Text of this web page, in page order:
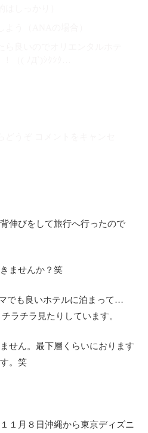
伸びをして旅行へ行ったので
ませんか？笑
でも良いホテルに泊まって…
ラチラ見たりしています。
せん。最下層くらいにおります
。笑
１月８日沖縄から東京ディズニ